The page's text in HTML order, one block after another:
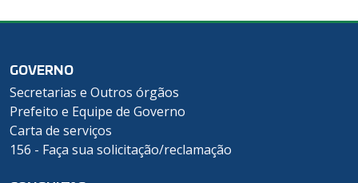
GOVERNO
Secretarias e Outros órgãos
Prefeito e Equipe de Governo
Carta de serviços
156 - Faça sua solicitação/reclamação